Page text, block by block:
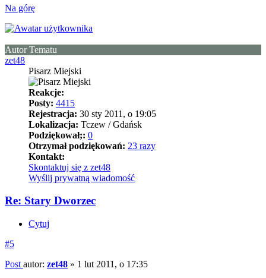
Na górę
Autor Tematu
zet48
Pisarz Miejski
Reakcje:
Posty: 4415
Rejestracja: 30 sty 2011, o 19:05
Lokalizacja: Tczew / Gdańsk
Podziękował;: 0
Otrzymał podziękowań: 23 razy
Kontakt:
Skontaktuj się z zet48
Wyślij prywatną wiadomość
Re: Stary Dworzec
Cytuj
#5
Post autor: zet48 » 1 lut 2011, o 17:35